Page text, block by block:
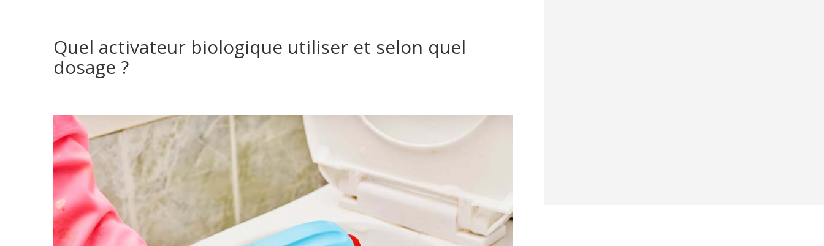
Quel activateur biologique utiliser et selon quel
dosage ?